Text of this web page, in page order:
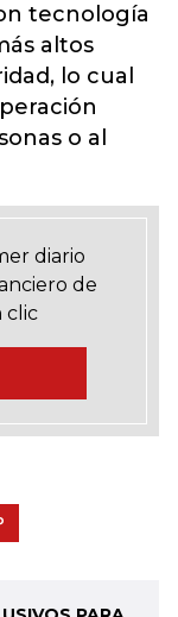
tecnología
altos
lo cual
o al
diario
de
clic